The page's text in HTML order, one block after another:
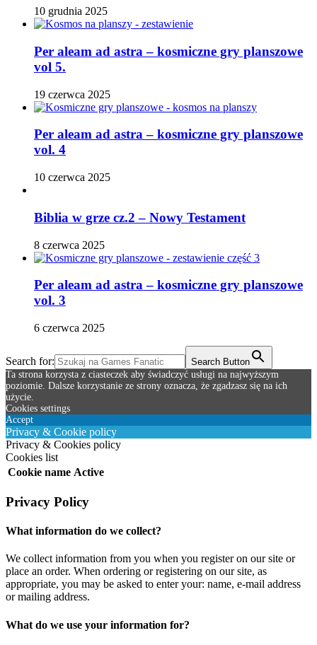
10 grudnia 2025
Per aleam ad astra – kosmiczne gry planszowe
vol 5.
19 czerwca 2025
Per aleam ad astra – kosmiczne gry planszowe
vol. 4
10 czerwca 2025
Biblia w grze cz.2 – Nowy Testament
8 czerwca 2025
Per aleam ad astra – kosmiczne gry planszowe
vol. 3
6 czerwca 2025
Search for:
Search Button
Ta strona korzysta z ciasteczek aby świadczyć usługi na najwyższym
poziomie. Dalsze korzystanie ze strony oznacza, że zgadzasz się na ich
użycie.
Cookies settings
Accept
Privacy & Cookie policy
Privacy & Cookies policy
Cookies list
Cookie name Active
Privacy Policy
What information do we collect?
We collect information from you when you register on our site or
place an order. When ordering or registering on our site, as
appropriate, you may be asked to enter your: name, e-mail address
or mailing address.
What do we use your information for?